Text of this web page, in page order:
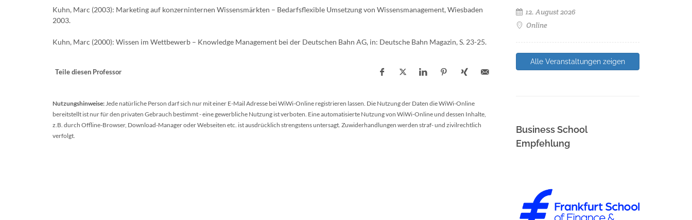
Kuhn, Marc (2003): Marketing auf konzerninternen Wissensmärkten – Bedarfsflexible Umsetzung von Wissensmanagement, Wiesbaden
2003.
Kuhn, Marc (2000): Wissen im Wettbewerb – Knowledge Management bei der Deutschen Bahn AG, in: Deutsche Bahn Magazin, S. 23-25.
Teile diesen Professor
Nutzungshinweise:Jede natürliche Person darf sich nur mit einer E-Mail Adresse bei WiWi-Online registrieren lassen. Die Nutzung der Daten die WiWi-Online
bereitstellt ist nur für den privaten Gebrauch bestimmt - eine gewerbliche Nutzung ist verboten. Eine automatisierte Nutzung von WiWi-Online und dessen Inhalte,
z.B. durch Offline-Browser, Download-Manager oder Webseiten etc. ist ausdrücklich strengstens untersagt. Zuwiderhandlungen werden straf- und zivilrechtlich
verfolgt.
12. August 2026
Online
Alle Veranstaltungen zeigen
Business School
Empfehlung